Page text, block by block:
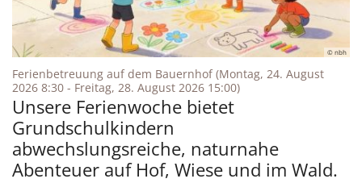
© nbh
Ferienbetreuung auf dem Bauernhof (Montag, 24. August
2026 8:30 - Freitag, 28. August 2026 15:00):
Unsere Ferienwoche bietet
Grundschulkindern
abwechslungsreiche, naturnahe
Abenteuer auf Hof, Wiese und im Wald.